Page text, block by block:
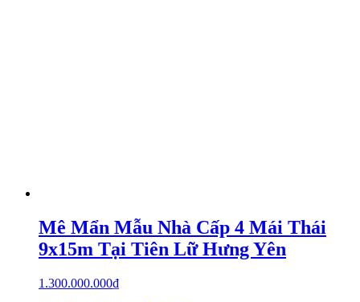
Mê Mẩn Mẫu Nhà Cấp 4 Mái Thái
9x15m Tại Tiên Lữ Hưng Yên
1.300.000.000₫